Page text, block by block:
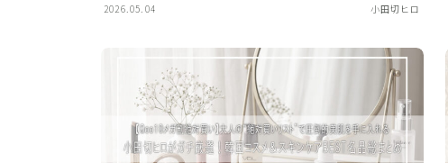
2026.05.04 小田切ヒロ